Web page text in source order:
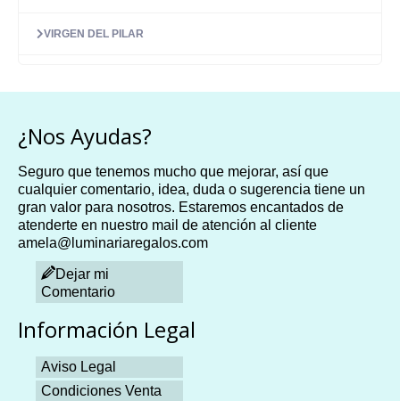
VIRGEN DEL PILAR
¿Nos Ayudas?
Seguro que tenemos mucho que mejorar, así que
cualquier comentario, idea, duda o sugerencia tiene un
gran valor para nosotros. Estaremos encantados de
atenderte en nuestro mail de atención al cliente
amela@luminariaregalos.com
Dejar mi
Comentario
Información Legal
Aviso Legal
Condiciones Venta